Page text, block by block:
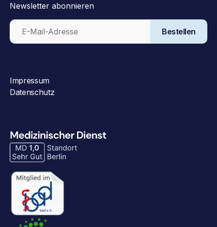
Newsletter abonnieren
Bestellen
Impressum
Datenschutz